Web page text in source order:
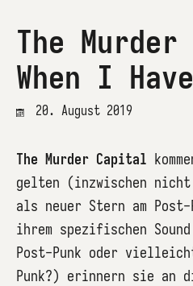
The
When I
20. August 2019
The Murder Capital
gelten (inzwischen
als neuer Stern am Post-
ihrem spezifischen
Post-Punk oder
Punk?) erinnern sie an